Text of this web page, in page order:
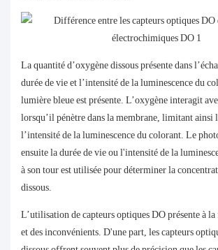
La quantité d’oxygène dissous présente dans
durée de vie et l’intensité de la luminescence du
lumière bleue est présente. L’oxygène interagit
lorsqu’il pénètre dans la membrane, limitant ainsi
l’intensité de la luminescence du colorant. Le
ensuite la durée de vie ou l'intensité de la
à son tour est utilisée pour déterminer la
dissous.
L’utilisation de capteurs optiques DO présente à la
et des inconvénients. D'une part, les capteurs